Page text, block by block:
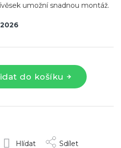
do košíku
umožní snadnou montáž.
Hlídat Sdílet